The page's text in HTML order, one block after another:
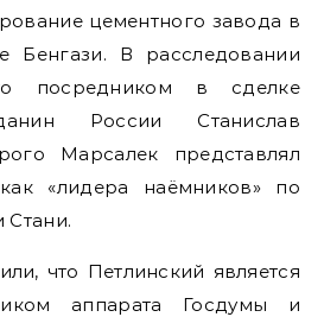
цементного завода в
Бенгази. В расследовании
посредником в сделке
России Станислав
Марсалек представлял
«лидера наёмников» по
Стани.
что Петлинский является
аппарата Госдумы и